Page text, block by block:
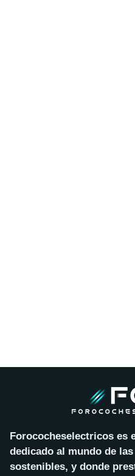
Forococheselectricos es
dedicado al mundo de
sostenibles, y donde